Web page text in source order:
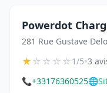
Powerdot
281 Rue Gustave
★☆☆☆☆1/5•3
📞+33176360525🌐